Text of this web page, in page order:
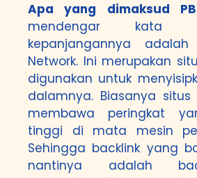
Apa yang dimaksud
mendengar kata
kepanjangannya
Network. Ini merupakan
digunakan untuk
dalamnya. Biasanya situs
membawa peringkat
tinggi di mata mesin
Sehingga backlink yang
nantinya adalah